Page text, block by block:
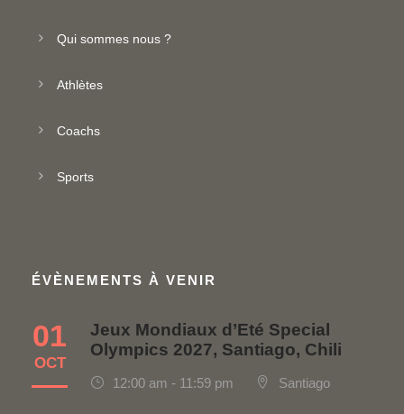
Qui sommes nous ?
Athlètes
Coachs
Sports
ÉVÈNEMENTS À VENIR
01
OCT
Jeux Mondiaux d’Eté Special
Olympics 2027, Santiago, Chili
12:00 am - 11:59 pm Santiago